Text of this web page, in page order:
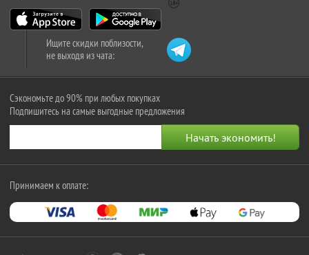
Ищите скидки поблизости,
не выходя из чата:
Сэкономьте до 90% при любых покупках
Подпишитесь на самые выгодные предложения
Принимаем к оплате: